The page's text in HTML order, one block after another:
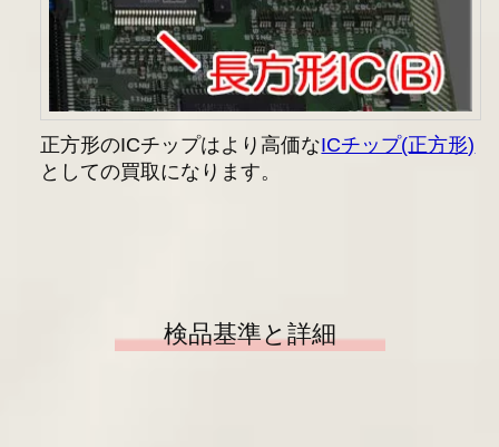
正方形のICチップはより高価なICチップ(正方形)
としての買取になります。
検品基準と詳細